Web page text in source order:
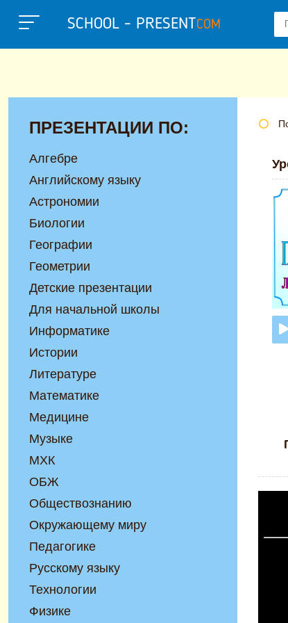
SCHOOL - PRESENTCOM
ПРЕЗЕНТАЦИИ ПО:
Алгебре
Английскому языку
Астрономии
Биологии
Географии
Геометрии
Детские презентации
Для начальной школы
Информатике
Истории
Литературе
Математике
Медицине
Музыке
МХК
ОБЖ
Обществознанию
Окружающему миру
Педагогике
Русскому языку
Технологии
Физике